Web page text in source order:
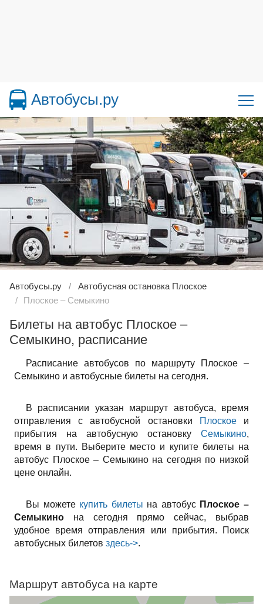
Автобусы.ру
Автобусы.ру
Автобусная остановка Плоское
Плоское – Семыкино
Билеты на автобус Плоское –
Семыкино, расписание
Расписание автобусов по маршруту Плоское –
Семыкино и автобусные билеты на сегодня.
В расписании указан маршрут автобуса, время
отправления с автобусной остановки
Плоскоеи
прибытия на автобусную остановку Семыкино,
время в пути. Выберите место и купите билеты на
автобус Плоское – Семыкино на сегодня по низкой
цене онлайн.
Вы можете купить билеты на автобус Плоское –
Семыкино на сегодня прямо сейчас, выбрав
удобное время отправления или прибытия. Поиск
автобусных билетов здесь->.
Маршрут автобуса на карте